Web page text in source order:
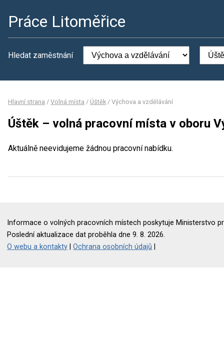
Práce Litoměřice
Hledat zaměstnání
Hlavní strana / Volná místa / Úštěk / Výchova a vzdělávání
Úštěk – volná pracovní místa v oboru
Aktuálně neevidujeme žádnou pracovní nabídku.
Informace o volných pracovních místech poskytuje Ministerstvo
Poslední aktualizace dat proběhla dne 9. 8. 2026.
O webu a kontakty |Ochrana osobních údajů